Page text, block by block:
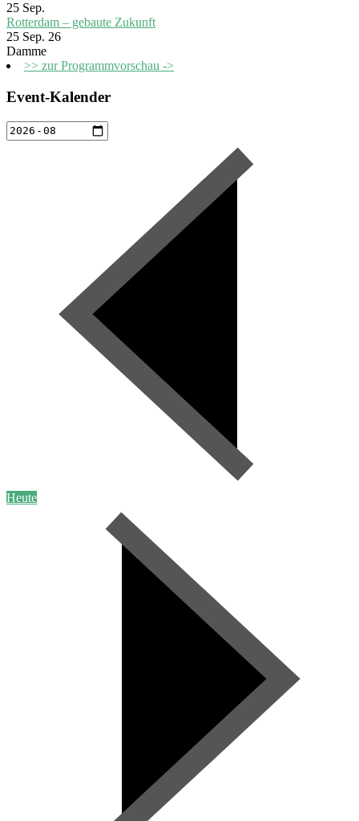
25 Sep.
Rotterdam – gebaute Zukunft
25 Sep. 26
Damme
>> zur Programmvorschau ->
Event-Kalender
Heute